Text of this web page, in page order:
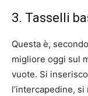
3. Tasselli
Questa è,
migliore oggi sul
vuote. Si
l’intercapedine,